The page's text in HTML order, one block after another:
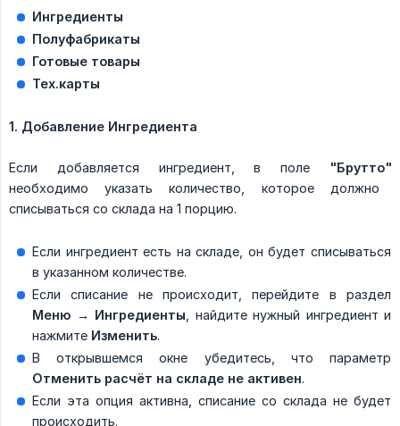
Ингредиенты
Полуфабрикаты
Готовые товары
Тех.карты
1. Добавление Ингредиента
Если добавляется ингредиент, в поле
"Брутто"
необходимо указать количество, которое должно
списываться со склада на 1 порцию.
Если ингредиент есть на складе, он будет списываться
в указанном количестве.
Если списание не происходит, перейдите в раздел
Меню → Ингредиенты , найдите нужный ингредиент и
нажмите Изменить.
В открывшемся окне убедитесь, что параметр
Отменить расчёт на складе не активен.
Если эта опция активна, списание со склада не будет
происходить.